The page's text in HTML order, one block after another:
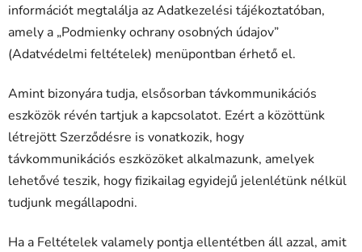
információt megtalálja az Adatkezelési tájékoztatóban,
amely a „Podmienky ochrany osobných údajov”
(Adatvédelmi feltételek) menüpontban érhető el.
Amint bizonyára tudja, elsősorban távkommunikációs
eszközök révén tartjuk a kapcsolatot. Ezért a közöttünk
létrejött Szerződésre is vonatkozik, hogy
távkommunikációs eszközöket alkalmazunk, amelyek
lehetővé teszik, hogy fizikailag egyidejű jelenlétünk nélkül
tudjunk megállapodni.
Ha a Feltételek valamely pontja ellentétben áll azzal, amit